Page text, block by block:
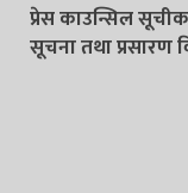
प्रेस काउन्सिल
सूचना तथा प्रसारण